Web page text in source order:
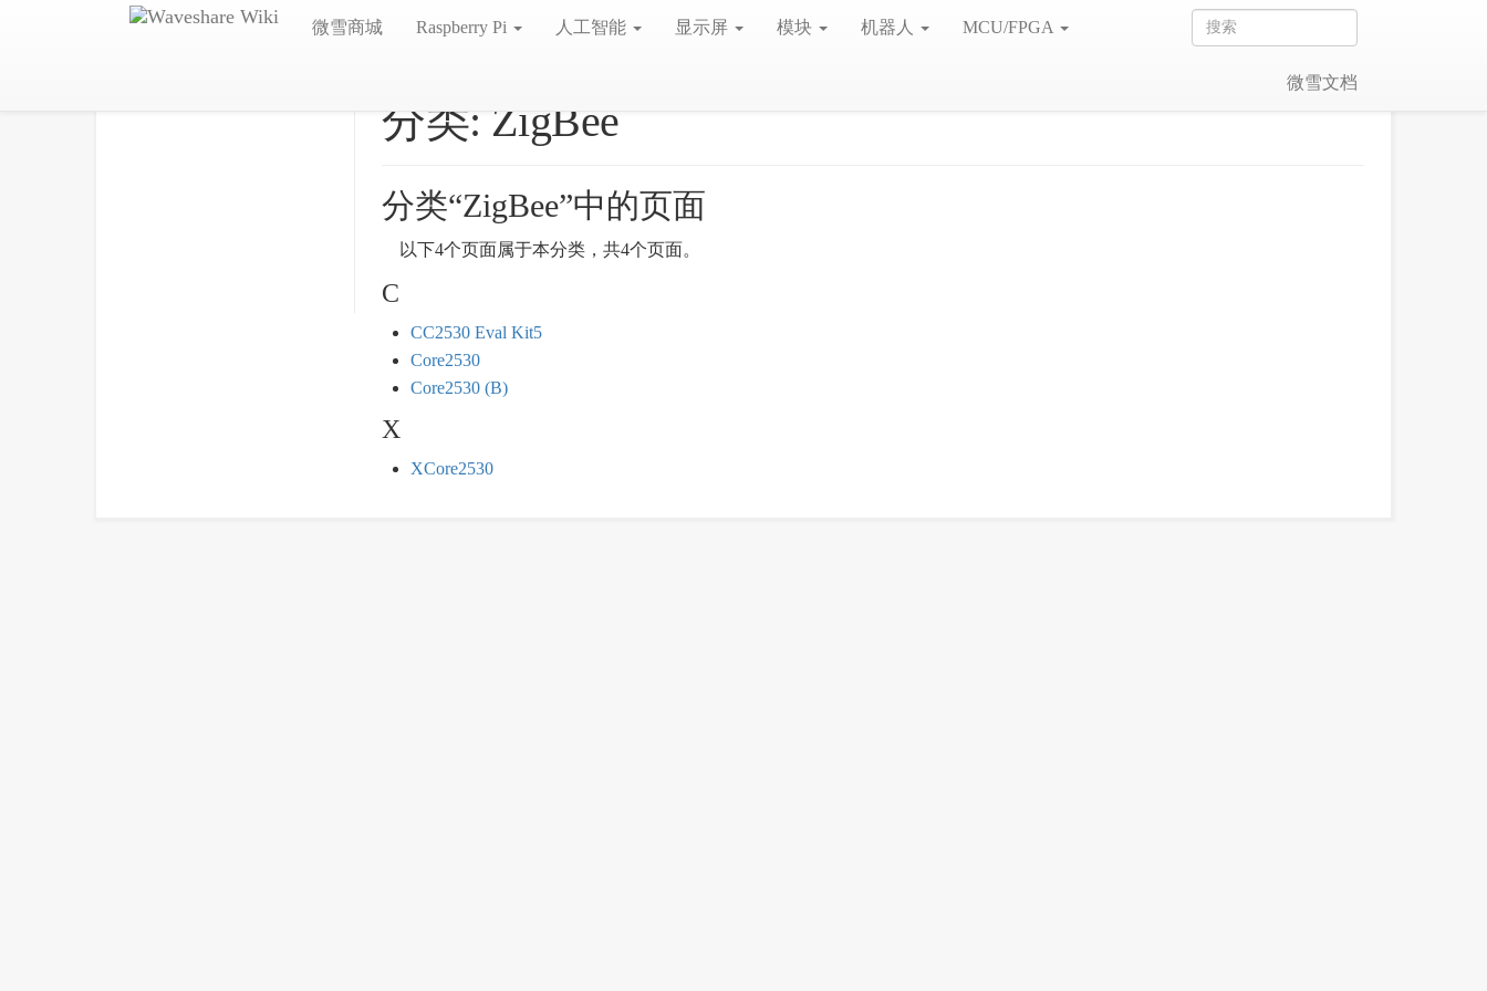
微雪商城 Raspberry Pi 人工智能 显示屏 模块 机器人 MCU/FPGA
微雪文档
分类:ZigBee
分类“ZigBee”中的页面
以下4个页面属于本分类，共4个页面。
C
CC2530 Eval Kit5
Core2530
Core2530 (B)
X
XCore2530